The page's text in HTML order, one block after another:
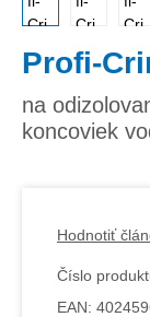
Profi-
na
koncoviek
Hodnotiť
Číslo
EAN: